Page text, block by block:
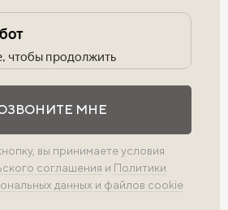
МНЕ
вы принимаете условия
соглашения и Политики
данных и файлов cookie